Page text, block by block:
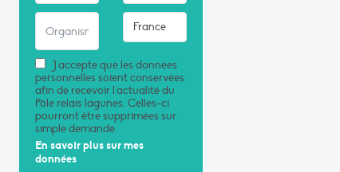
J'accepte que les données
personnelles soient conservées
afin de recevoir l'actualité du
Pôle relais lagunes. Celles-ci
pourront être supprimées sur
simple demande.
En savoir plus sur mes
données